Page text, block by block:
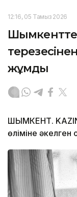
12:16, 05 Тамыз 2026
Шымкентте
жұмды
ШЫМКЕНТ.
өліміне әкелген